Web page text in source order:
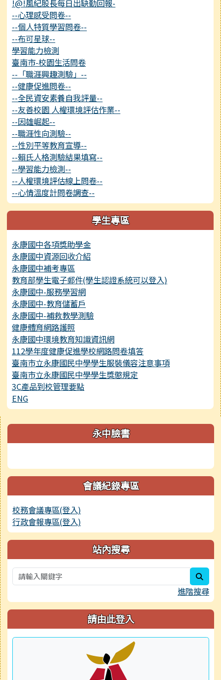
!@!風紀股長每日出缺勤回報-
--心理感受問卷--
--個人特質學習問卷--
--布可星球--
學習能力檢測
臺南市-校園生活問卷
--「職涯興趣測驗」--
--健康促進問卷--
--全民資安素養自我評量--
--友善校園 人權環境評估作業--
--因雄崛起--
--職涯性向測驗--
--性別平等教育宣導--
--賴氏人格測驗結果填寫--
--學習能力檢測--
--人權環境評估線上問卷--
--心情溫度計問卷調查--
學生專區
永康國中各項獎助學金
永康國中資源回收介紹
永康國中補考專區
教育部學生電子郵件(學生認證系統可以登入)
永康國中-服務學習網
永康國中-教育儲蓄戶
永康國中-補救教學測驗
健康體育網路護照
永康國中環境教育知識資訊網
112學年度健康促進學校網路問卷填答
臺南市立永康國民中學學生服裝儀容注意事項
臺南市立永康國民中學學生獎懲規定
3C產品到校管理要點
ENG
右邊區域內容 永中臉書
此區塊為臺南市立永康國中 Facebook 粉絲專頁動態貼文
會議紀錄專區
校務會議專區(登入)
行政會報專區(登入)
站內搜尋
進階搜尋
請由此登入